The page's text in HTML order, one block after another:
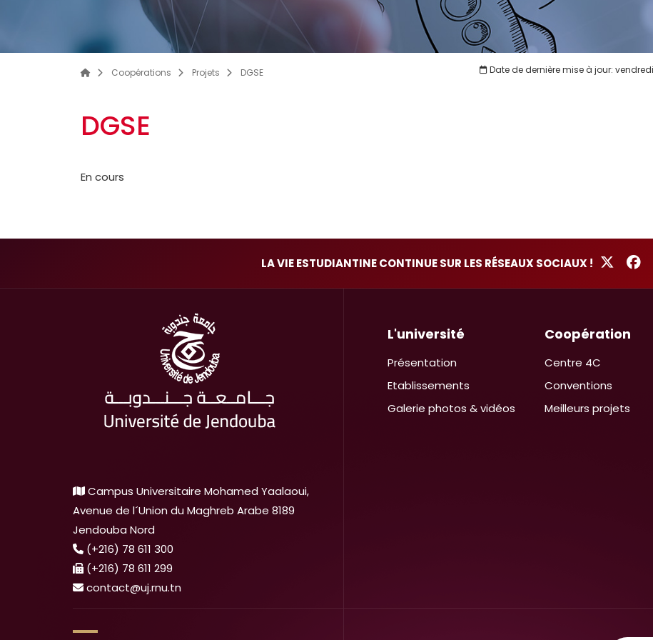
Coopérations Projets DGSE Date de dernière mise à jour:
DGSE
En cours
LA VIE ESTUDIANTINE CONTINUE SUR LES RÉSEAUX SOCIAUX !
Campus Universitaire Mohamed Yaalaoui,
Avenue de l´Union du Maghreb Arabe 8189
Jendouba Nord
(+216) 78 611 300
(+216) 78 611 299
contact@uj.rnu.tn
L'université
Présentation
Etablissements
Galerie photos & vidéos
Coopération
Centre 4C
Conventions
Meilleurs projets